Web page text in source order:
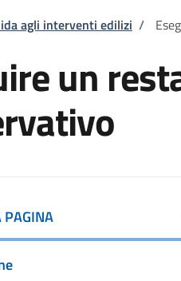
di pane
agli interventi edilizi /
un
PAGINA